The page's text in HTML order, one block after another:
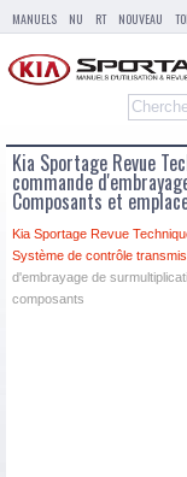
MANUELS NU RT NOUVEAU
Kia Sportage Revue
commande
Composants et
Kia Sportage Revue
Système de contrôle
d'embrayage de
composants